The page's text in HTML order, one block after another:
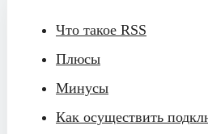
Что такое RSS
Плюсы
Минусы
Как осуществить